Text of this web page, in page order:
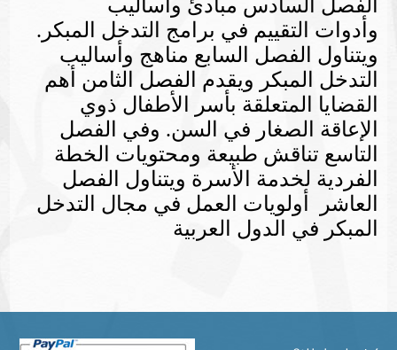
الفصل السادس مبادئ وأساليب
وأدوات التقييم في برامج التدخل المبكر.
ويتناول الفصل السابع مناهج وأساليب
التدخل المبكر ويقدم الفصل الثامن أهم
القضايا المتعلقة بأسر الأطفال ذوي
الإعاقة الصغار في السن. وفي الفصل
التاسع تناقش طبيعة ومحتويات الخطة
الفردية لخدمة الأسرة ويتناول الفصل
العاشر أولويات العمل في مجال التدخل
المبكر في الدول العربية